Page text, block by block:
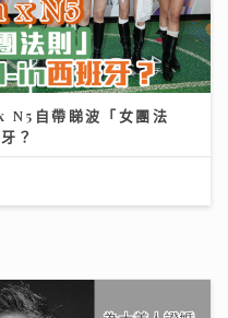
自帶睇波「女團法
？